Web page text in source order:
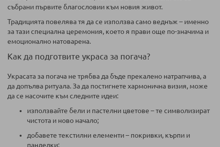
събрани първите благословии към новия живот.
Традицията повелява тя да се използва само веднъж – именно
за тази специална церемония, което я прави още по-значима и
емоционално натоварена.
Как да подготвите украса за погача?
Украсата за погача не трябва да бъде прекалено натрапчива, а
да допълва ритуала. За да постигнете хармонична визия, може
да се насочите към следните идеи:
използвайте бели и пастелни цветове – те символизират
чистота и ново начало;
добавете текстилни елементи – покривки, кърпи и
панделки;